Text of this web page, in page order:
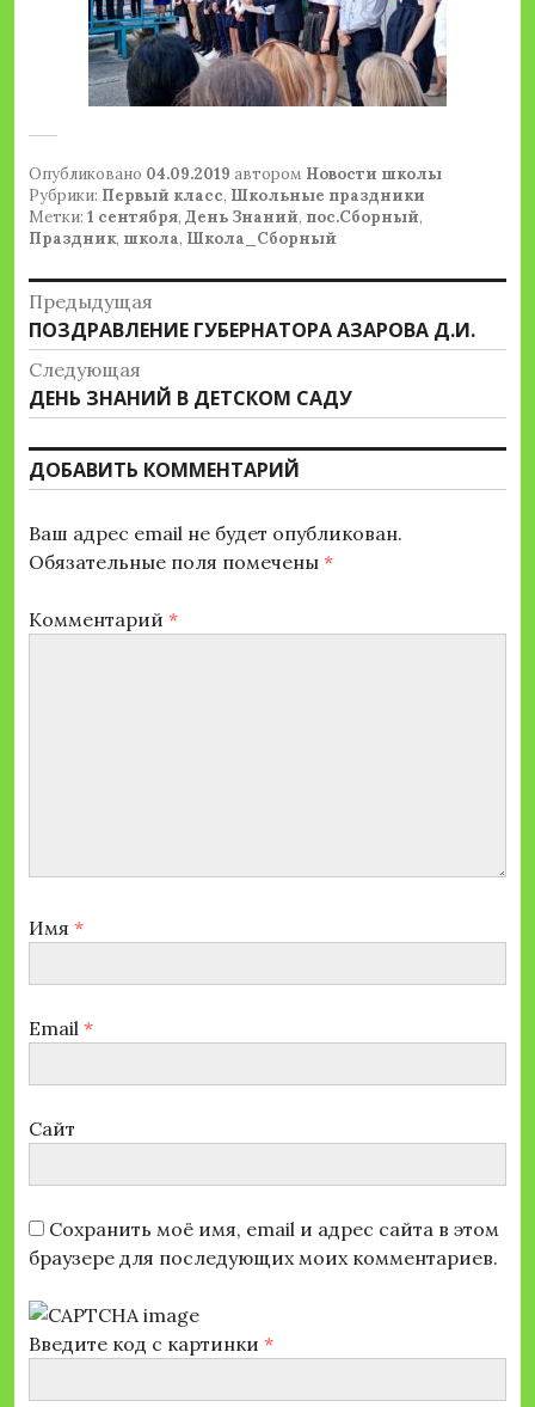
Опубликовано 04.09.2019 автором Новости школы
Рубрики: Первый класс, Школьные праздники
Метки: 1 сентября, День Знаний, пос.Сборный,
Праздник, школа, Школа_Сборный
Навигация
по
записям
Предыдущая
Предыдущая
запись:
ПОЗДРАВЛЕНИЕ ГУБЕРНАТОРА АЗАРОВА Д.И.
Следующая
Следующая
запись:
ДЕНЬ ЗНАНИЙ В ДЕТСКОМ САДУ
ДОБАВИТЬ КОММЕНТАРИЙ
Ваш адрес email не будет опубликован.
Обязательные поля помечены *
Комментарий *
Имя *
Email *
Сайт
Сохранить моё имя, email и адрес сайта в этом
браузере для последующих моих комментариев.
Введите код с картинки *